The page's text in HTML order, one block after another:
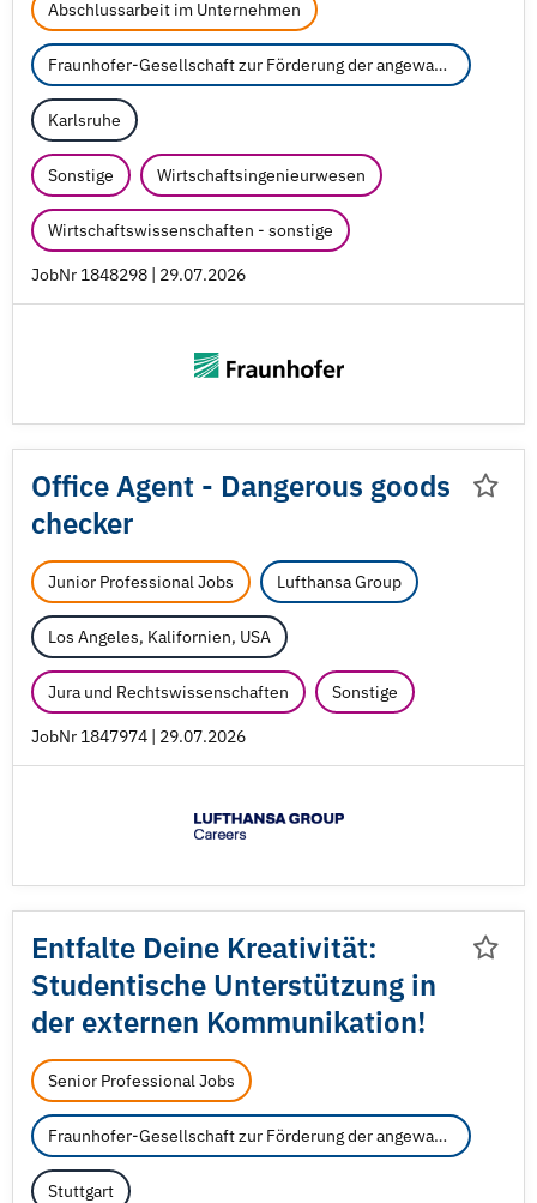
Abschlussarbeit im Unternehmen
Fraunhofer-Gesellschaft zur Förderung der angewandten Forschung e.V.
Karlsruhe
Sonstige Wirtschaftsingenieurwesen
Wirtschaftswissenschaften - sonstige
JobNr 1848298 | 29.07.2026
Office Agent - Dangerous goods
checker
Junior Professional Jobs Lufthansa Group
Los Angeles, Kalifornien, USA
Jura und Rechtswissenschaften Sonstige
JobNr 1847974 | 29.07.2026
Entfalte Deine Kreativität:
Studentische Unterstützung in
der externen Kommunikation!
Senior Professional Jobs
Fraunhofer-Gesellschaft zur Förderung der angewandten Forschung e.V.
Stuttgart